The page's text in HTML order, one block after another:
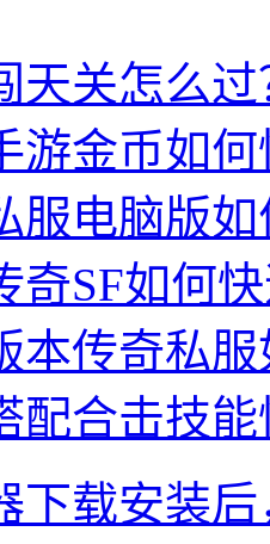
天关怎么
游金币如
服电脑版
奇SF如何
本传奇私
配合击技能
下载安装